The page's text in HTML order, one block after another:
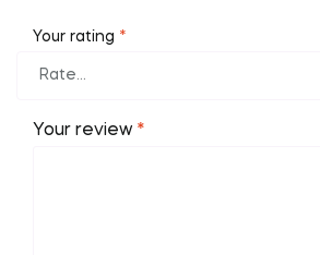
Your rating *
Your review *